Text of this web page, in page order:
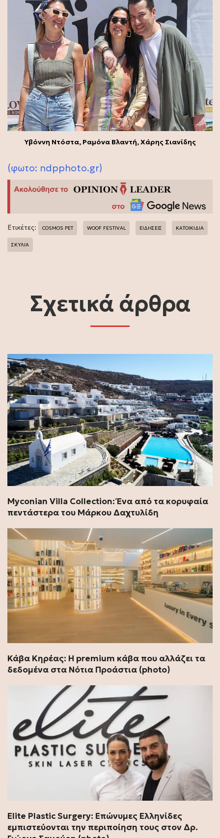
Υβόννη Ντόστα, Ραμόνα Βλαντή, Χάρης Σιανίδης
(φωτο: ndpphoto.gr)
Ετικέτες: COSMOS PET WOOF FESTIVAL ΕΙΔΗΣΕΙΣ ΚΑΤΟΙΚΙΔΙΑ
ΣΚΥΛΙΑ
Σχετικά άρθρα
Myconian Villa Collection: Ένα από τα κορυφαία
πεντάστερα του Μάρκου Δαχτυλίδη
Κάβα Κηρέας: Η premium κάβα που αλλάζει τα
δεδομένα στα Νότια Προάστια (photo)
Elite Plastic Surgery: Επώνυμες Ελληνίδες
εμπιστεύονται την περιποίηση τους στον Δρ.